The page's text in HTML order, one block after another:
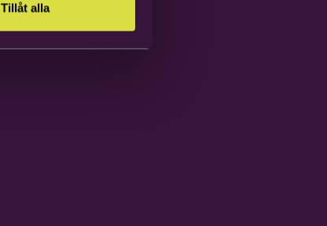
Tillåt alla